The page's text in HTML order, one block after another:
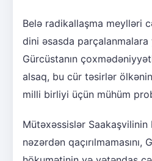
Belə radikallaşma meylləri
dini əsasda parçalanmalara
Gürcüstanın
alsaq, bu cür təsirlər
milli birliyi üçün mühüm
Mütəxəssislər Saakaşvilinin
nəzərdən qaçırılmamasını,